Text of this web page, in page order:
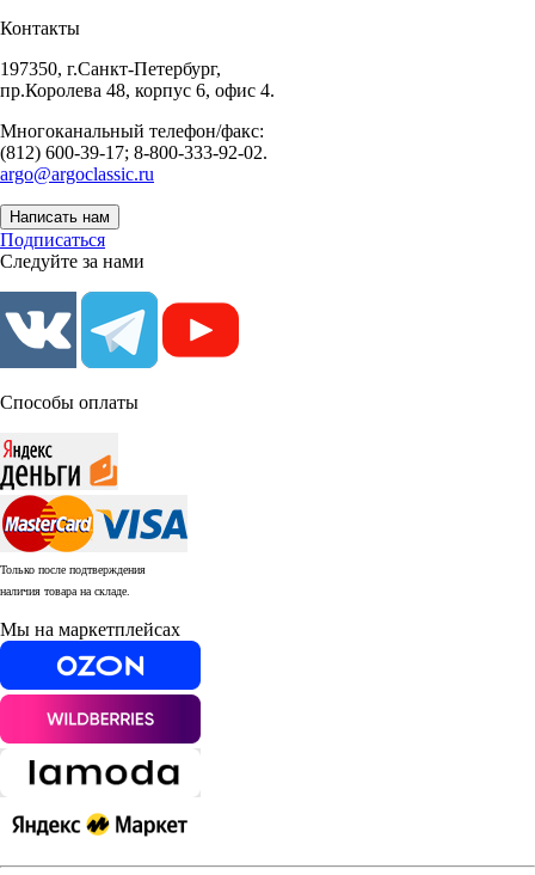
Контакты
197350, г.Санкт-Петербург,
пр.Королева 48, корпус 6, офис 4.
Многоканальный телефон/факс:
(812) 600-39-17; 8-800-333-92-02.
argo@argoclassic.ru
Написать нам
Подписаться
Следуйте за нами
Способы оплаты
Только после подтверждения
наличия товара на складе.
Мы на маркетплейсах